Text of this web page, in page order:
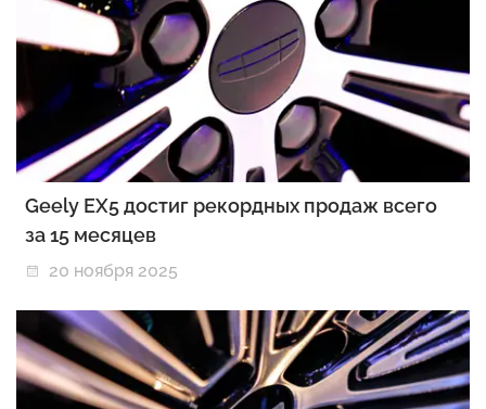
Geely EX5 достиг рекордных продаж всего
за 15 месяцев
20 ноября 2025